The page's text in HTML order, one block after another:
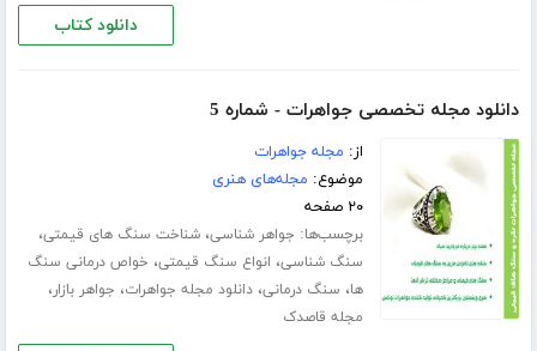
دانلود کتاب
دانلود مجله تخصصی جواهرات - شماره 5
از: مجله جواهرات
موضوع: مجله‌های هنری
۲۰ صفحه
برچسب‌ها: جواهر شناسی،شناخت سنگ های قیمتی،
سنگ شناسی، انواع سنگ قیمتی، خواص درمانی سنگ
ها، سنگ درمانی،دانلود مجله جواهرات، جواهر بازار،
مجله قاصدک